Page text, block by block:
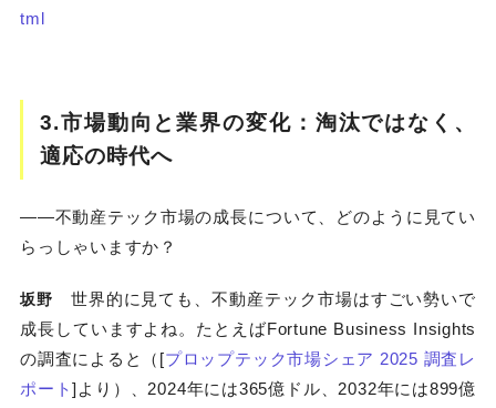
tml
3.市場動向と業界の変化：淘汰ではなく、
適応の時代へ
――不動産テック市場の成長について、どのように見てい
らっしゃいますか？
坂野 世界的に見ても、不動産テック市場はすごい勢いで
成長していますよね。たとえばFortune Business Insights
の調査によると（[プロップテック市場シェア 2025 調査レ
ポート]より）、2024年には365億ドル、2032年には899億